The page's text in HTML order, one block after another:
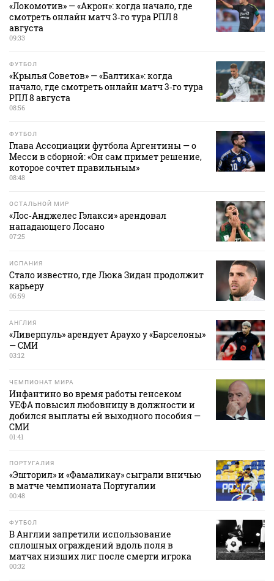
«Локомотив» — «Акрон»: когда начало, где
смотреть онлайн матч 3‑го тура РПЛ 8
августа
09:33
ФУТБОЛ
«Крылья Советов» — «Балтика»: когда
начало, где смотреть онлайн матч 3‑го тура
РПЛ 8 августа
08:56
ФУТБОЛ
Глава Ассоциации футбола Аргентины — о
Месси в сборной: «Он сам примет решение,
которое сочтет правильным»
08:48
ОСТАЛЬНОЙ МИР
«Лос‑Анджелес Гэлакси» арендовал
нападающего Лосано
07:25
ИСПАНИЯ
Стало известно, где Люка Зидан продолжит
карьеру
05:59
АНГЛИЯ
«Ливерпуль» арендует Араухо у «Барселоны»
— СМИ
03:12
ЧЕМПИОНАТ МИРА
Инфантино во время работы генсеком
УЕФА повысил любовницу в должности и
добился выплаты ей выходного пособия —
СМИ
01:41
ПОРТУГАЛИЯ
«Эшторил» и «Фамаликау» сыграли вничью
в матче чемпионата Португалии
00:48
ФУТБОЛ
В Англии запретили использование
сплошных ограждений вдоль поля в
матчах низших лиг после смерти игрока
00:32